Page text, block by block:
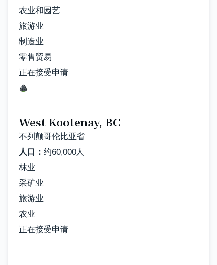
农业和园艺
旅游业
制造业
零售贸易
正在接受申请
West Kootenay, BC
不列颠哥伦比亚省
人口： 约60,000人
林业
采矿业
旅游业
农业
正在接受申请